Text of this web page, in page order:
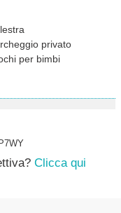
privato
per bimbi
Clicca qui